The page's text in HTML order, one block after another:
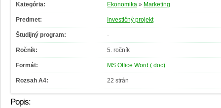
Kategória: Ekonomika » Marketing
Predmet: Investičný projekt
Študijný program: -
Ročník: 5. ročník
Formát: MS Office Word (.doc)
Rozsah A4: 22 strán
Popis: